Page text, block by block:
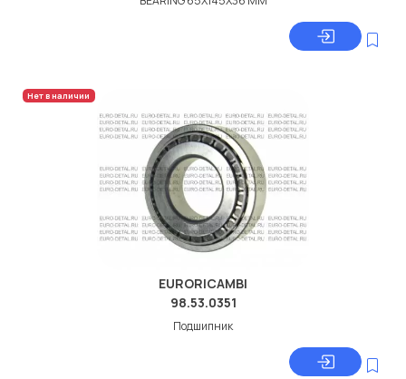
Нет в наличии
EURORICAMBI
98.53.0351
Подшипник